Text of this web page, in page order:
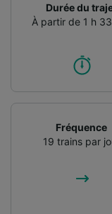
Durée du
À partir de 1 h
Fréquence
19 trains par